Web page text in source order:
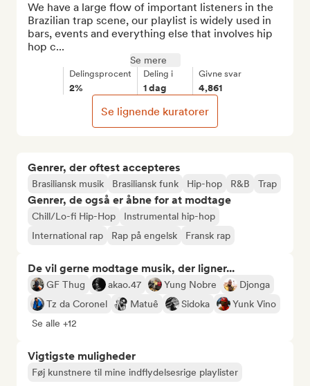
Genrer, der oftest accepteres
Brasiliansk musik Brasiliansk funk Hip-hop R&B Trap
Genrer, de også er åbne for at modtage
Chill/Lo-fi Hip-Hop
Instrumental hip-hop
International rap
Rap på engelsk Fransk rap
De vil gerne modtage musik, der ligner...
GF Thug akao.47 Yung Nobre
Djonga
Tz da Coronel
Matuê Sidoka
Yunk Vino
Se alle +12
Vigtigste muligheder
Føj kunstnere til mine indflydelsesrige playlister
We have a large flow of important listeners in the
Brazilian trap scene, our playlist is widely used in
bars, events and everything else that involves hip
hop c...
Se mere
Delingsprocent
2%
Deling i
1 dag
Givne svar
4,861
Se lignende kuratorer